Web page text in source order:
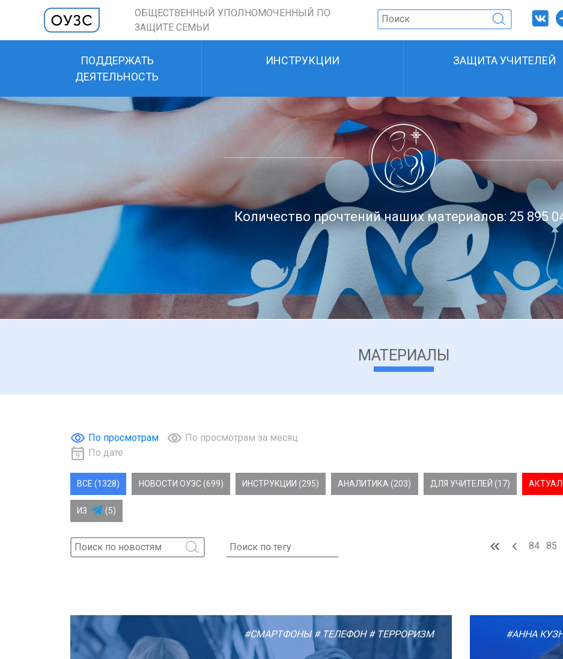
ОБЩЕСТВЕННЫЙ УПОЛНОМОЧЕННЫЙ ПО
ЗАЩИТЕ СЕМЬИ
ПОДДЕРЖАТЬ
ДЕЯТЕЛЬНОСТЬ
ИНСТРУКЦИИ ЗАЩИТА УЧИТЕЛЕЙ
Количество прочтений наших материалов: 25 895
МАТЕРИАЛЫ
По просмотрам
По просмотрам за месяц
По дате
ВСЕ (1328) НОВОСТИ ОУЗС (699) ИНСТРУКЦИИ (295) АНАЛИТИКА (203) ДЛЯ УЧИТЕЛЕЙ (17)
ИЗ (5)
84 85
#СМАРТФОНЫ # ТЕЛЕФОН # ТЕРРОРИЗМ #АННА